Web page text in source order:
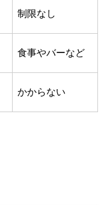
制限なし
食事やバーなど
かからない